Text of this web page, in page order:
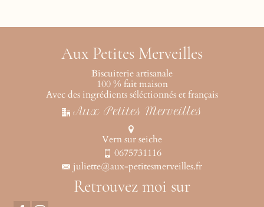
Aux Petites Merveilles
Biscuiterie artisanale
100 % fait maison
Avec des ingrédients séléctionnés et français
Aux Petites Merveilles
Vern sur seiche
0675731116
juliette@aux-petitesmerveilles.fr
Retrouvez moi sur